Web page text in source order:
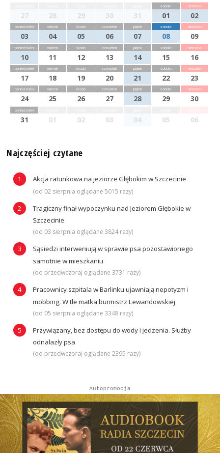
27 28 29 30 31
sobota
01
niedziela
02
poniedziałek
03
wtorek
04
środa
05
czwartek
06
piątek
07
sobota
08
niedziela
09
poniedziałek
10
wtorek
11
środa
12
czwartek
13
piątek
14
sobota
15
niedziela
16
poniedziałek
17
wtorek
18
środa
19
czwartek
20
piątek
21
sobota
22
niedziela
23
poniedziałek
24
wtorek
25
środa
26
czwartek
27
piątek
28
sobota
29
niedziela
30
poniedziałek
31 01 02 03 04 05 06
Najczęściej czytane
Akcja ratunkowa na jeziorze Głębokim w Szczecinie
(od 02 sierpnia oglądane 5015 razy)
Tragiczny finał wypoczynku nad Jeziorem Głębokie w
Szczecinie
(od 03 sierpnia oglądane 3824 razy)
Sąsiedzi interweniują w sprawie psa pozostawionego
samotnie w mieszkaniu
(od przedwczoraj oglądane 3731 razy)
Pracownicy szpitala w Barlinku ujawniają nepotyzm i
mobbing. W tle matka burmistrz Lewandowskiej
(od 05 sierpnia oglądane 3348 razy)
Przywiązany, bez dostępu do wody i jedzenia. Służby
odnalazły psa
(od przedwczoraj oglądane 2395 razy)
Autopromocja